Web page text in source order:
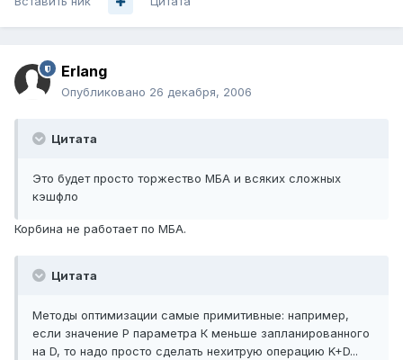
Erlang
Опубликовано 26 декабря, 2006
Цитата
Это будет просто торжество МБА и всяких сложных
кэшфло
Корбина не работает по МБА.
Цитата
Методы оптимизации самые примитивные: например,
если значение P параметра К меньше запланированного
на D, то надо просто сделать нехитрую операцию K+D...